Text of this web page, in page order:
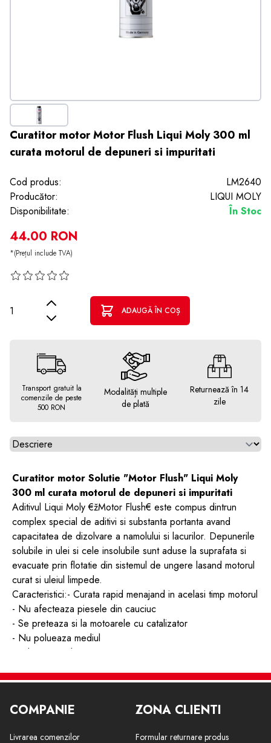
Curatitor motor Motor Flush Liqui Moly 300 ml
curata motorul de depuneri si impuritati
Cod produs:
LM2640
Producător:
LIQUI MOLY
Disponibilitate:
În Stoc
44.00 RON
*(Prețul include TVA)
ADAUGĂ ÎN COȘ
Transport gratuit la
comenzile de peste
500 RON
Modalități multiple
de plată
Returnează în 14
zile
Alegeti tab
Curatitor motor Solutie "Motor Flush" Liqui Moly
300 ml curata motorul de depuneri si impuritati
Aditivul Liqui Moly €žMotor Flush€ este compus dintrun
complex special de aditivi si substanta portanta avand
capacitatea de dizolvare a namolului si lacurilor. Depunerile
solubile in ulei si cele insolubile sunt aduse la suprafata si
evacuate prin flotatie din sistemul de ungere lasand motorul
curat si uleiul limpede.
Caracteristici:- Curata rapid menajand in acelasi timp motorul
- Nu afecteaza piesele din cauciuc
- Se preteaza si la motoarele cu catalizator
- Nu polueaza mediul
- Utilizare simpla
Baza : aditiv concentrata/substanta portanta
Punct de aprindere : VbF AIII
de ungere ale motoarelor pe benzina si motorina. Utilizarea
COMPANIE
Livrarea comenzilor
ZONA CLIENTI
Formular returnare produs